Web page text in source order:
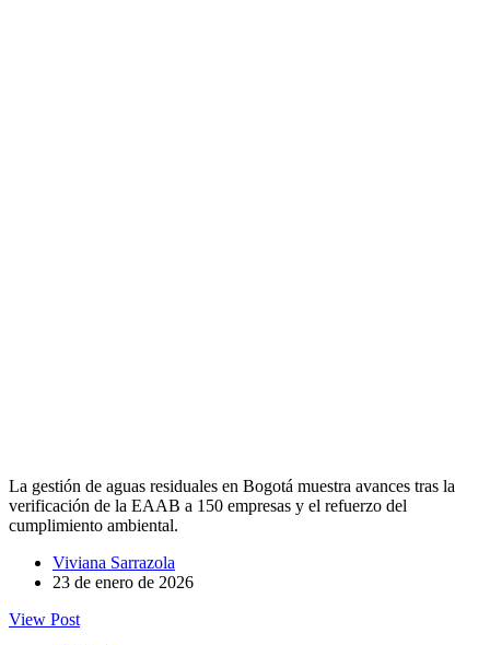
La gestión de aguas residuales en Bogotá muestra avances tras la
verificación de la EAAB a 150 empresas y el refuerzo del
cumplimiento ambiental.
Viviana Sarrazola
23 de enero de 2026
View Post